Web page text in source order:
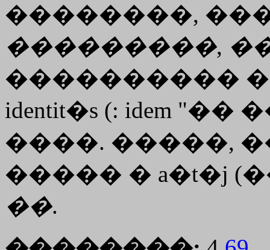
��������,
���������,
����������
identit�s (: idem
����. �����,
����� � a�t�j
��.